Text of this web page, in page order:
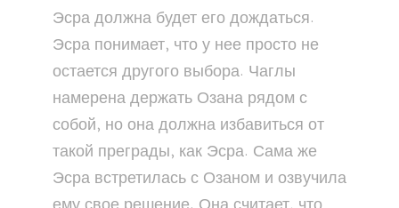
Эсра должна будет его дождаться.
Эсра понимает, что у нее просто не
остается другого выбора. Чаглы
намерена держать Озана рядом с
собой, но она должна избавиться от
такой преграды, как Эсра. Сама же
Эсра встретилась с Озаном и озвучила